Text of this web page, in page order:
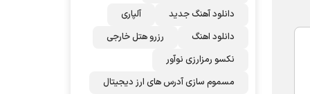
دانلود آهنگ جدید
آلپاری
دانلود اهنگ
رزرو هتل خارجی
نکسو رمزارزی نوآور
مسموم سازی آدرس های ارز دیجیتال